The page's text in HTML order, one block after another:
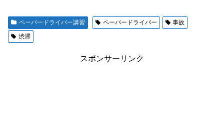
ペーパードライバー講習 ペーパードライバー
事故
渋滞
スポンサーリンク